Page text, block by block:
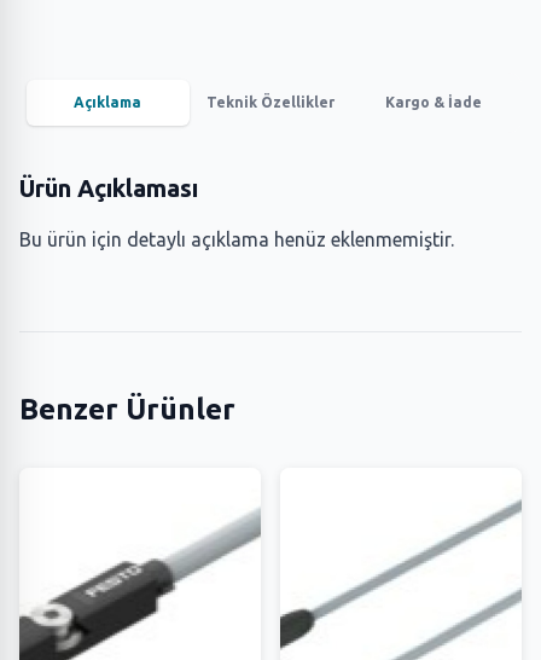
Açıklama Teknik Özellikler Kargo & İade
Ürün Açıklaması
Bu ürün için detaylı açıklama henüz eklenmemiştir.
Benzer Ürünler